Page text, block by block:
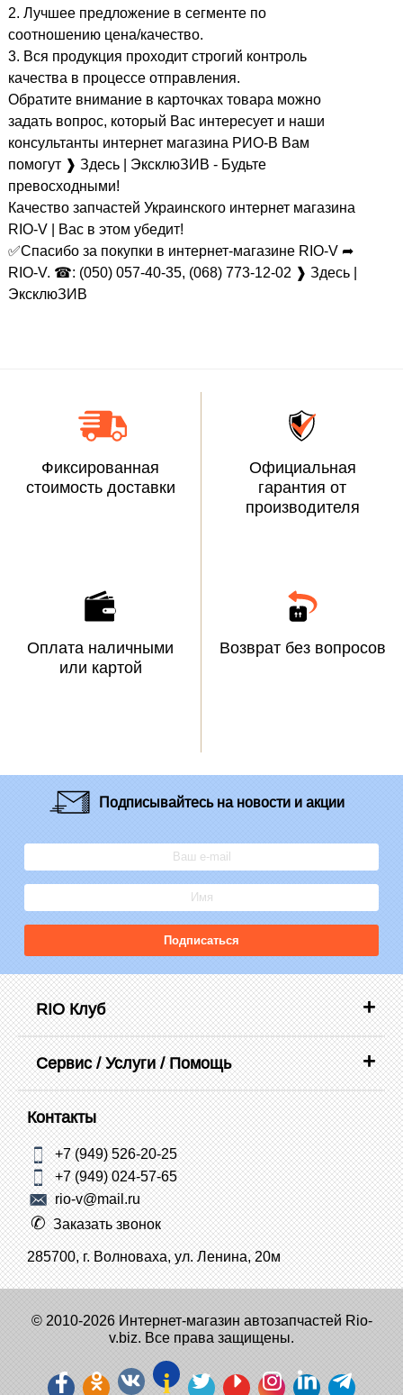
2. Лучшее предложение в сегменте по
соотношению цена/качество.
3. Вся продукция проходит строгий контроль
качества в процессе отправления.
Обратите внимание в карточках товара можно
задать вопрос, который Вас интересует и наши
консультанты интернет магазина РИО-В Вам
помогут ❱ Здесь | ЭксклюЗИВ - Будьте
превосходными!
Качество запчастей Украинского интернет магазина
RIO-V | Вас в этом убедит!
✅Спасибо за покупки в интернет-магазине RIO-V ➦
RIO-V. ☎: (050) 057-40-35, (068) 773-12-02 ❱ Здесь |
ЭксклюЗИВ
Фиксированная
стоимость доставки
Официальная
гарантия от
производителя
Оплата наличными
или картой
Возврат без вопросов
Подписывайтесьна новости и акции
Подписаться
RIO Клуб
Сервис / Услуги / Помощь
Контакты
+7 (949) 526-20-25
+7 (949) 024-57-65
rio-v@mail.ru
Заказать звонок
285700, г. Волноваха, ул. Ленина, 20м
© 2010-2026 Интернет-магазин автозапчастей Rio-
v.biz. Все права защищены.
i